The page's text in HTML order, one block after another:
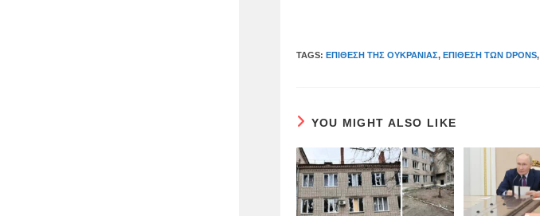
TAGS:ΕΠΊΘΕΣΗ ΤΗΣ ΟΥΚΡΑΝΊΑΣ, ΕΠΊΘΕΣΗ ΤΩΝ DPONS,
YOU MIGHT ALSO LIKE